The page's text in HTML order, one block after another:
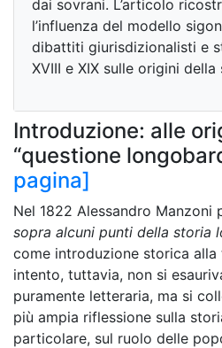
dai sovrani. L’articolo
l’influenza del modello
dibattiti giurisdizionalisti e
XVIII e XIX sulle origini
Introduzione: alle
“questione
pagina]
Nel 1822 Alessandro Manzoni
sopra alcuni punti della storia
come introduzione storica alla
intento, tuttavia, non si
puramente letteraria, ma si
più ampia riflessione sulla
particolare, sul ruolo delle